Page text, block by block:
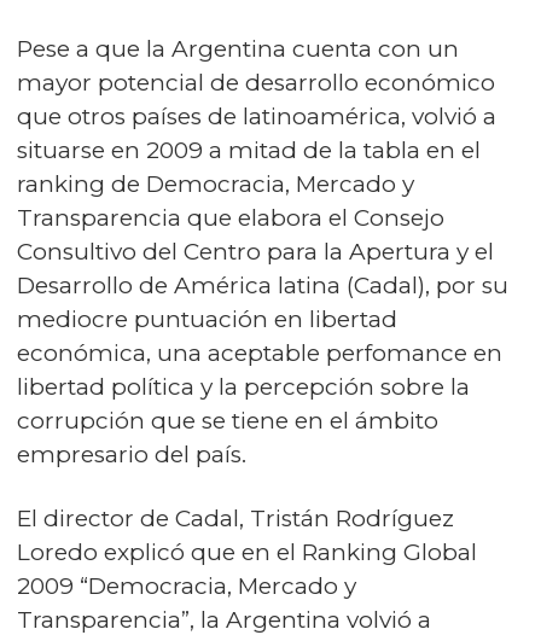
Pese a que la Argentina cuenta con un
mayor potencial de desarrollo económico
que otros países de latinoamérica, volvió a
situarse en 2009 a mitad de la tabla en el
ranking de Democracia, Mercado y
Transparencia que elabora el Consejo
Consultivo del Centro para la Apertura y el
Desarrollo de América latina (Cadal), por su
mediocre puntuación en libertad
económica, una aceptable perfomance en
libertad política y la percepción sobre la
corrupción que se tiene en el ámbito
empresario del país.
El director de Cadal, Tristán Rodríguez
Loredo explicó que en el Ranking Global
2009 “Democracia, Mercado y
Transparencia”, la Argentina volvió a